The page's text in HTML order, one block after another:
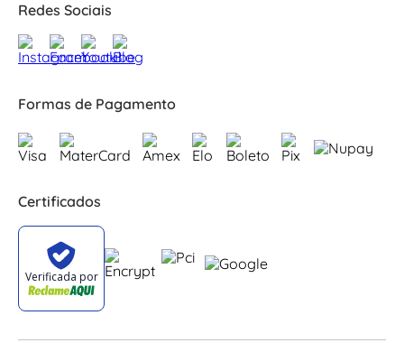
Redes Sociais
Formas de Pagamento
Certificados